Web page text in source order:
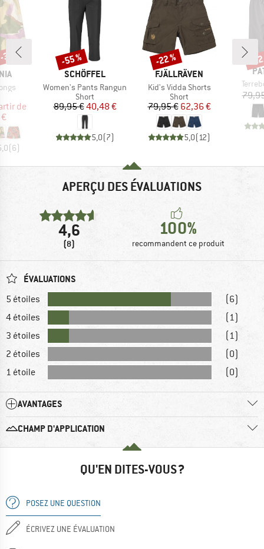
réduit
de
(6)
%
MARQUE
SCHÖFFEL
Article
Women's Pants Rangun
Product group
Short
Prix
89,95 €Prix réduit
40,48 €
5,0(7)
Remise
-55 %
MARQUE
FJÄLLRÄVEN
Article
Kid's Vidda Shorts
Product group
Short
Prix
79,95 €Prix réduit
62,36 €
5,0(12)
Remise
-22 %
Article
-
APERÇU DES ÉVALUATIONS
4,6
(8)
100%
recommandent ce produit
ÉVALUATIONS
5 étoiles
(6)
4 étoiles
(1)
3 étoiles
(1)
2 étoiles
(0)
1 étoile
(0)
AVANTAGES
CHAMP D'APPLICATION
QU'EN DITES-VOUS ?
POSEZ UNE QUESTION
ÉCRIVEZ UNE ÉVALUATION